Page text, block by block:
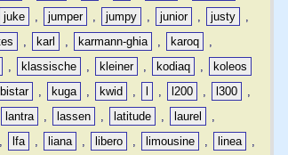
juke , jumper , jumpy , junior , justy
,
, karl , karmann-ghia , karoq
,
, klassische , kleiner , kodiaq ,
koleos
, kuga , kwid , , l200 , l300
,
lantra , lassen , latitude , laurel
,
, lfa , liana , libero , limousine , linea
,